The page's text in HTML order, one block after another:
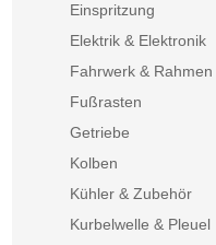
Einspritzung
Elektrik & Elektronik
Fahrwerk & Rahmen
Fußrasten
Getriebe
Kolben
Kühler & Zubehör
Kurbelwelle & Pleuel